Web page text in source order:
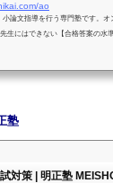
ao
小論文指導を行う専門塾です。オ
生にはできない【合格答案の水
塾
対策 | 明正塾